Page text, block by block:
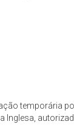
temporária